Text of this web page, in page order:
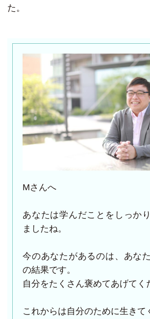
た。
Mさんへ
あなたは学んだことをしっか
ましたね。
今のあなたがあるのは、あな
の結果です。
自分をたくさん褒めてあげてく
これからは自分のために生きて